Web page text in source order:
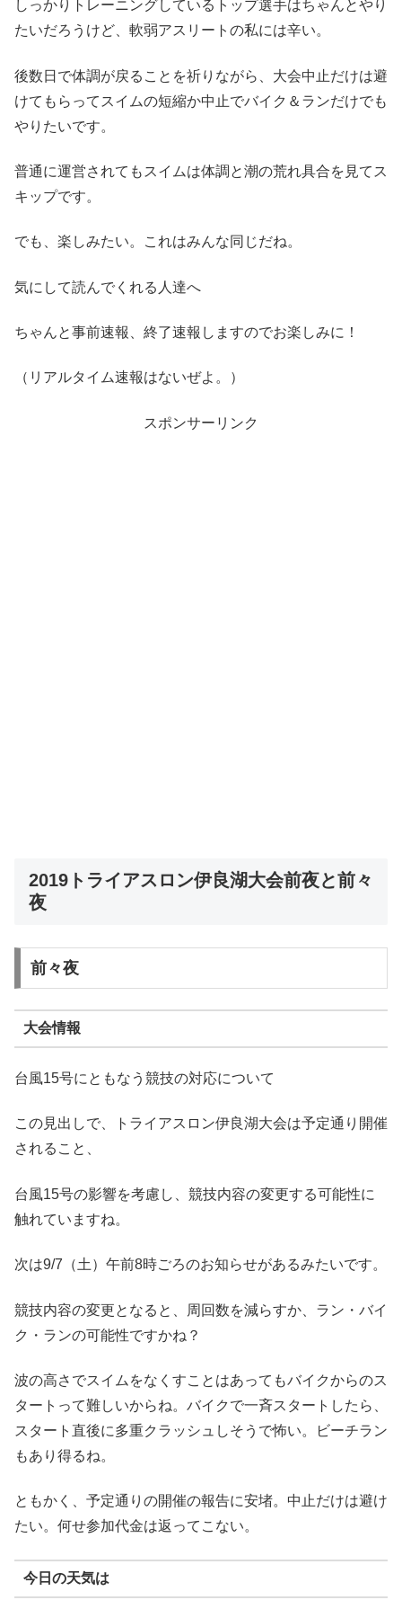
しっかりトレーニングしているトップ選手はちゃんとやり
たいだろうけど、軟弱アスリートの私には辛い。
後数日で体調が戻ることを祈りながら、大会中止だけは避
けてもらってスイムの短縮か中止でバイク＆ランだけでも
やりたいです。
普通に運営されてもスイムは体調と潮の荒れ具合を見てス
キップです。
でも、楽しみたい。これはみんな同じだね。
気にして読んでくれる人達へ
ちゃんと事前速報、終了速報しますのでお楽しみに！
（リアルタイム速報はないぜよ。）
スポンサーリンク
2019トライアスロン伊良湖大会前夜と前々
夜
前々夜
大会情報
台風15号にともなう競技の対応について
この見出しで、トライアスロン伊良湖大会は予定通り開催
されること、
台風15号の影響を考慮し、競技内容の変更する可能性に
触れていますね。
次は9/7（土）午前8時ごろのお知らせがあるみたいです。
競技内容の変更となると、周回数を減らすか、ラン・バイ
ク・ランの可能性ですかね？
波の高さでスイムをなくすことはあってもバイクからのス
タートって難しいからね。バイクで一斉スタートしたら、
スタート直後に多重クラッシュしそうで怖い。ビーチラン
もあり得るね。
ともかく、予定通りの開催の報告に安堵。中止だけは避け
たい。何せ参加代金は返ってこない。
今日の天気は